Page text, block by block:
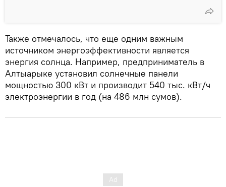
Также отмечалось, что еще одним важным
источником энергоэффективности является
энергия солнца. Например, предприниматель в
Алтыарыке установил солнечные панели
мощностью 300 кВт и производит 540 тыс. кВт/ч
электроэнергии в год (на 486 млн сумов).